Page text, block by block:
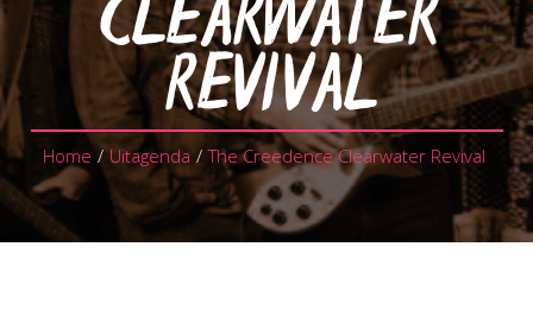
Over Hoorn
Plan je bezoek
CLEARWATER
REVIVAL
Home / Uitagenda / The Creedence Clearwater Revival